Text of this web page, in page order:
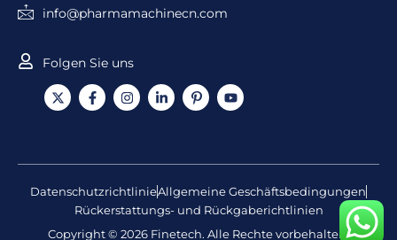
info@pharmamachinecn.com
Folgen Sie uns
X
-
t
e
F
a
o
k
f
I
n
g
a
m
L
i
d
n
i
n
I
c
P
n
t
e
r
Y
o
b
Copyright © 2026 Finetech. Alle Rechte vorbehalten.
DatenschutzrichtlinieAllgemeine Geschäftsbedingungen
Rückerstattungs- und Rückgaberichtlinien